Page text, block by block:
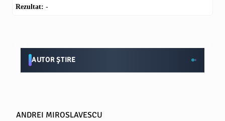
Rezultat: -
AUTOR ȘTIRE
ANDREI MIROSLAVESCU